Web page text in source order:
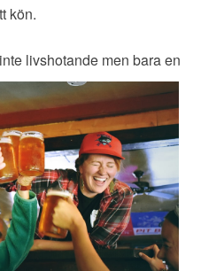
kön.
livshotande men bara en